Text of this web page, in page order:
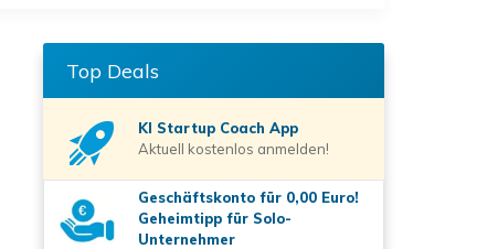
Top Deals
KI Startup Coach App
Aktuell kostenlos anmelden!
Geschäftskonto für 0,00 Euro!
Geheimtipp für Solo-
Unternehmer